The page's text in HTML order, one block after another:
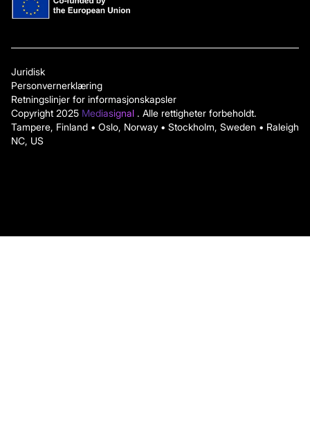
Copyright 2025 Mediasignal . Alle rettigheter forbeholdt.
Tampere, Finland • Oslo, Norway • Stockholm, Sweden • Raleigh
NC, US
Juridisk
Personvernerklæring
Retningslinjer for informasjonskapsler